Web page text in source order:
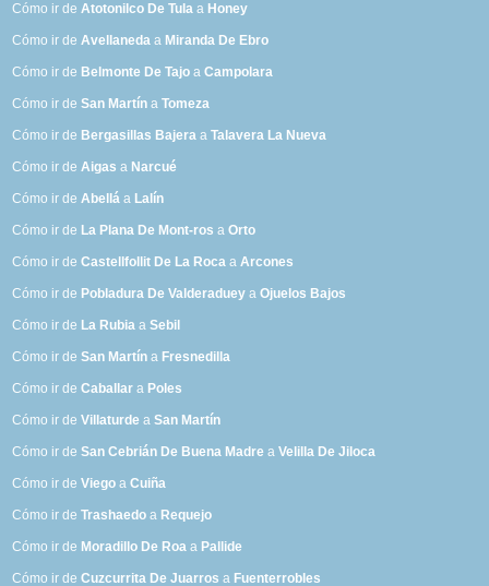
Cómo ir deAtotonilco De Tula a Honey
Cómo ir deAvellaneda a Miranda De Ebro
Cómo ir de Belmonte De Tajo aCampolara
Cómo ir deSan Martín aTomeza
Cómo ir de Bergasillas Bajera aTalavera La Nueva
Cómo ir deAigas a Narcué
Cómo ir deAbellá a Lalín
Cómo ir de La Plana De Mont-ros aOrto
Cómo ir deCastellfollit De La Roca aArcones
Cómo ir de Pobladura De Valderaduey aOjuelos Bajos
Cómo ir de La Rubia aSebil
Cómo ir deSan Martín a Fresnedilla
Cómo ir deCaballar a Poles
Cómo ir deVillaturde aSan Martín
Cómo ir deSan Cebrián De Buena Madre aVelilla De Jiloca
Cómo ir deViego aCuiña
Cómo ir deTrashaedo a Requejo
Cómo ir de Moradillo De Roa a Pallide
Cómo ir deCuzcurrita De Juarros a Fuenterrobles